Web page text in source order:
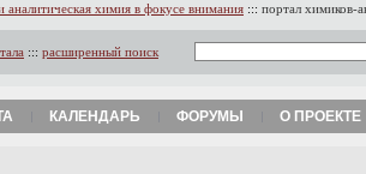
аналитическая химия в фокусе внимания ::: портал химиков-
::: расширенный поиск
КАЛЕНДАРЬ ФОРУМЫ О ПРОЕКТЕ